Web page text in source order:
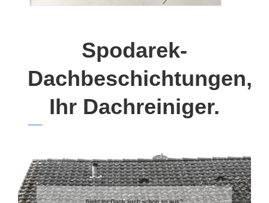
Spodarek-
Dachbeschichtungen,
Ihr Dachreiniger.